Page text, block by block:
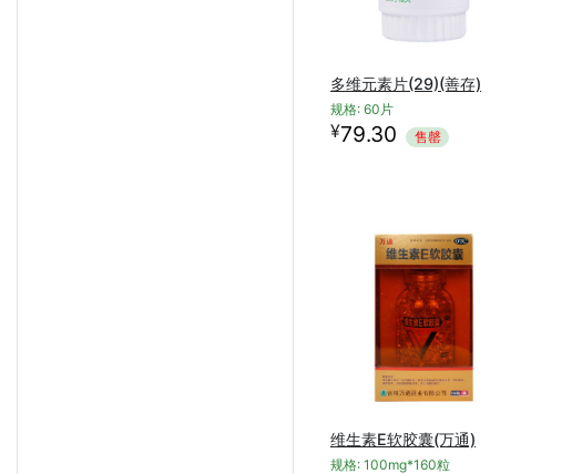
多维元素片(29)(善存)
规格: 60片
¥79.30 售罄
维生素E软胶囊(万通)
规格: 100mg*160粒